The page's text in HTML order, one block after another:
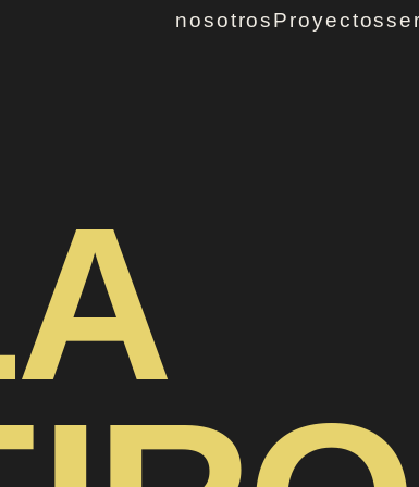
nosotrosProyectos